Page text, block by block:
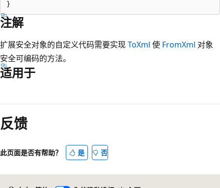
注解
扩展安全对象的自定义代码需要实现ToXml 使 FromXml 对象
安全可编码的方法。
适用于
读
模
已
用
反馈
此页面是否有帮助？ 是 否